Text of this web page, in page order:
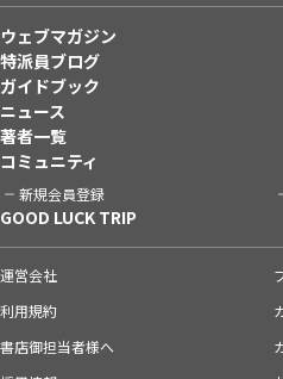
ウェブマガジン
特派員ブログ
ガイドブック
ニュース
著者一覧
コミュニティ
新規会員登録
GOOD LUCK TRIP
運営会社
利用規約
書店御担当者様へ